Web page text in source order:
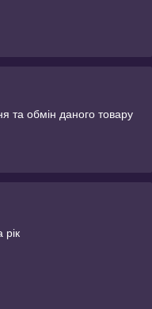
та обмін даного товару
рік